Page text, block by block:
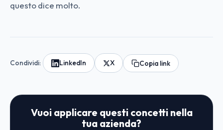
questo dice molto.
Condividi: LinkedIn X Copia link
Vuoi applicare questi concetti nella
tua azienda?